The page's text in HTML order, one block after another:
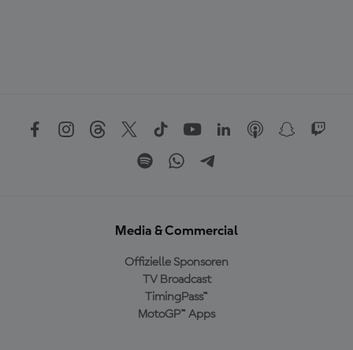
Media & Commercial
Offizielle Sponsoren
TV Broadcast
TimingPass™
MotoGP™ Apps